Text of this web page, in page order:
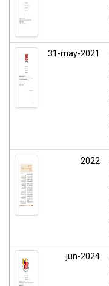
31-may-2021
2022
jun-2024